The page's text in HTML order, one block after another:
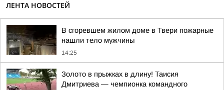
ЛЕНТА НОВОСТЕЙ
В сгоревшем жилом доме в Твери пожарные
нашли тело мужчины
14:25
Золото в прыжках в длину! Таисия
Дмитриева — чемпионка командного